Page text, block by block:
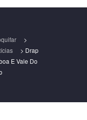
>
> Drap
E Vale Do